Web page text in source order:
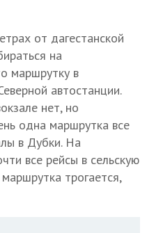
от дагестанской
на
маршрутку в
автостанции.
нет, но
одна маршрутка все
в Дубки. На
все рейсы в сельскую
трогается,